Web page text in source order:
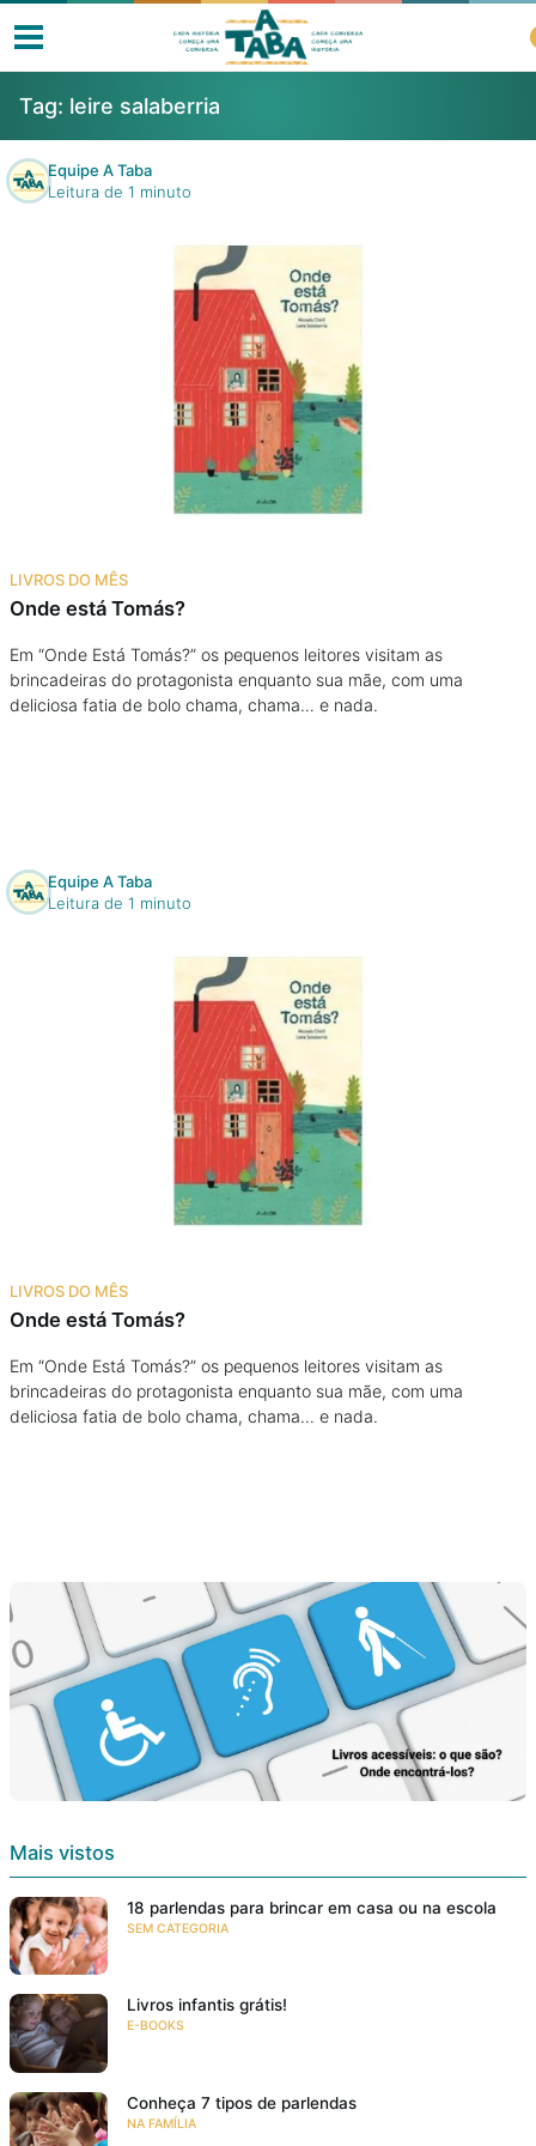
Livros
Clube de Leitores
Na família
Colunas
Cursos On line
Tag: leire salaberria
Equipe A Taba
Leitura de 1 minuto
LIVROS DO MÊS
Onde está Tomás?
Em “Onde Está Tomás?” os pequenos leitores visitam as
brincadeiras do protagonista enquanto sua mãe, com uma
deliciosa fatia de bolo chama, chama… e nada.
Equipe A Taba
Leitura de 1 minuto
LIVROS DO MÊS
Onde está Tomás?
Em “Onde Está Tomás?” os pequenos leitores visitam as
brincadeiras do protagonista enquanto sua mãe, com uma
deliciosa fatia de bolo chama, chama… e nada.
Mais vistos
18 parlendas para brincar em casa ou na escola
SEM CATEGORIA
Livros infantis grátis!
E-BOOKS
Conheça 7 tipos de parlendas
NA FAMÍLIA